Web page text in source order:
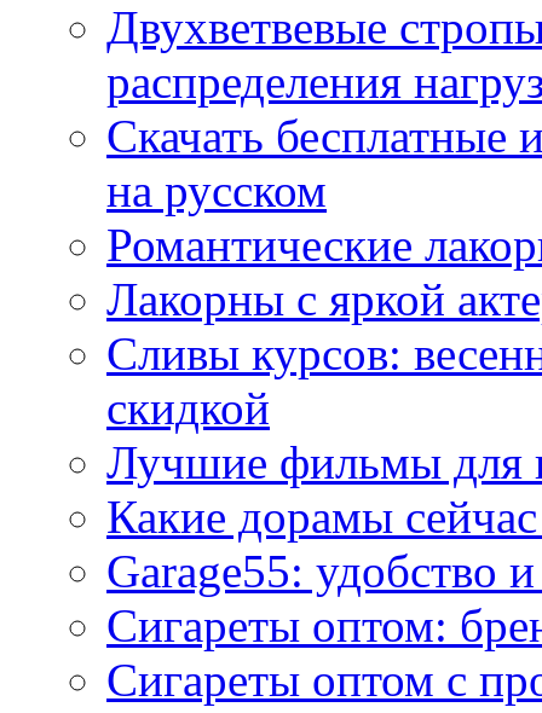
Двухветвевые
распределения
Скачать
на русском
Романтические
Лакорны с яркой
Сливы курсов:
скидкой
Лучшие фильмы для
Какие дорамы
Garage55: удобство
Сигареты оптом:
Сигареты оптом с